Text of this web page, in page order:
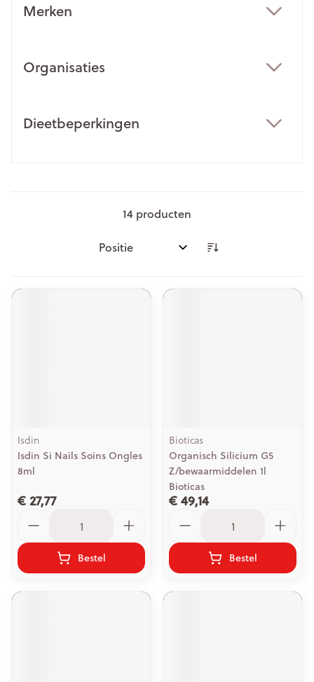
Merken
Organisaties
Dieetbeperkingen
14 producten
Sorteer op:
Isdin
Isdin Si Nails Soins Ongles
8ml
€ 27,77
Bestel
Bioticas
Organisch Silicium G5
Z/bewaarmiddelen 1l
Bioticas
€ 49,14
Bestel